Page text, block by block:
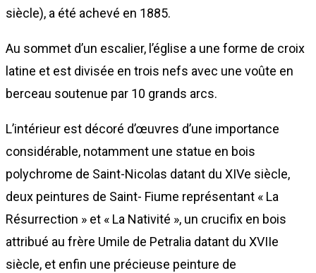
siècle), a été achevé en 1885.
Au sommet d’un escalier, l’église a une forme de croix
latine et est divisée en trois nefs avec une voûte en
berceau soutenue par 10 grands arcs.
L’intérieur est décoré d’œuvres d’une importance
considérable, notamment une statue en bois
polychrome de Saint-Nicolas datant du XIVe siècle,
deux peintures de Saint- Fiume représentant « La
Résurrection » et « La Nativité », un crucifix en bois
attribué au frère Umile de Petralia datant du XVIIe
siècle, et enfin une précieuse peinture de